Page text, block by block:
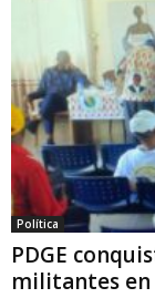
Política
‎PDGE
militantes